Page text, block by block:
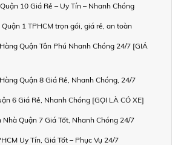
10 Giá Rẻ – Uy Tín – Nhanh Chóng
1 TPHCM trọn gói, giá rẻ, an toàn
Quận Tân Phú Nhanh Chóng 24/7 [GIÁ
Quận 8 Giá Rẻ, Nhanh Chóng, 24/7
6 Giá Rẻ, Nhanh Chóng [GỌI LÀ CÓ XE]
Nhà Quận 7 Giá Tốt, Nhanh Chóng 24/7
Uy Tín, Giá Tốt – Phục Vụ 24/7